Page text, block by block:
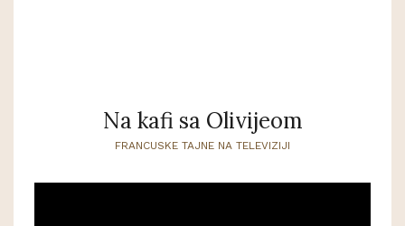
Na kafi sa Olivijeom
FRANCUSKE TAJNE NA TELEVIZIJI